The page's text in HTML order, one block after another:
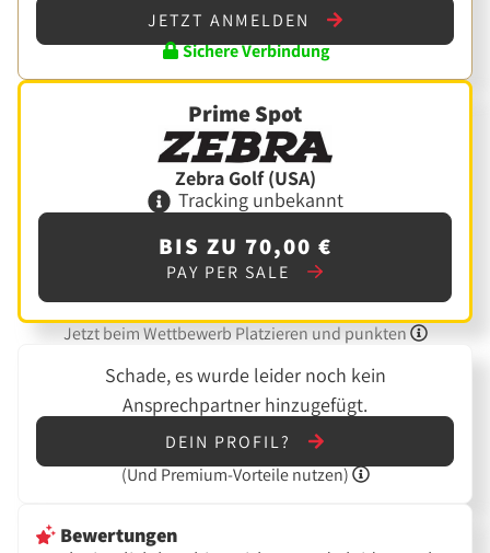
JETZT ANMELDEN
Sichere Verbindung
Prime Spot
Zebra Golf (USA)
Tracking unbekannt
BIS ZU 70,00 €
PAY PER SALE
Jetzt beim Wettbewerb Platzieren und punkten
Schade, es wurde leider noch kein
Ansprechpartner hinzugefügt.
DEIN PROFIL?
(Und Premium-Vorteile nutzen)
Bewertungen